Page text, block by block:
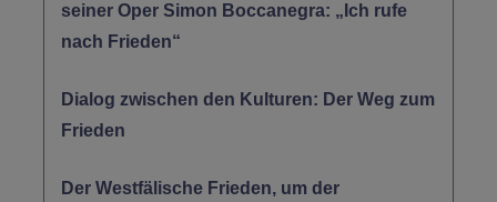
seiner Oper Simon Boccanegra: „Ich rufe
nach Frieden“
Dialog zwischen den Kulturen: Der Weg zum
Frieden
Der Westfälische Frieden, um der